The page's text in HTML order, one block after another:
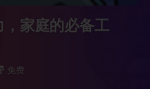
，家庭的必备工
免费